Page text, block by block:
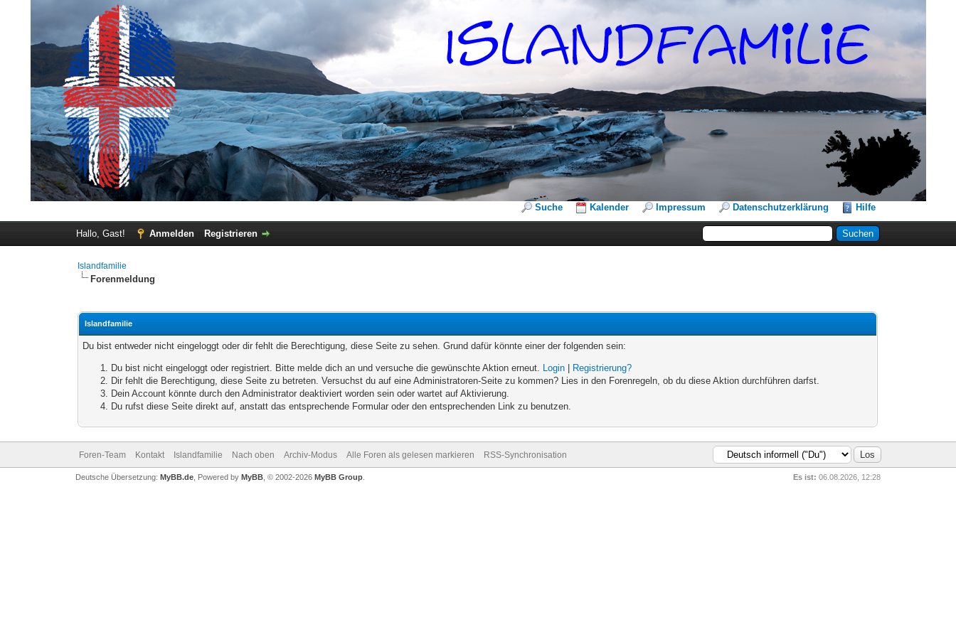
Suche Kalender Impressum Datenschutzerklärung Hilfe
Hallo, Gast! Anmelden Registrieren
Islandfamilie
Forenmeldung
Islandfamilie
Du bist entweder nicht eingeloggt oder dir fehlt die Berechtigung, diese Seite zu sehen. Grund dafür könnte einer der folgenden sein:
Du bist nicht eingeloggt oder registriert. Bitte melde dich an und versuche die gewünschte Aktion erneut. Login
Registrierung?
Dir fehlt die Berechtigung, diese Seite zu betreten. Versuchst du auf eine Administratoren-Seite zu kommen? Lies in den Forenregeln, ob du diese Aktion durchführen darfst.
Dein Account könnte durch den Administrator deaktiviert worden sein oder wartet auf Aktivierung.
Du rufst diese Seite direkt auf, anstatt das entsprechende Formular oder den entsprechenden Link zu benutzen.
Foren-Team Kontakt Islandfamilie Nach oben Archiv-Modus Alle Foren als gelesen markieren RSS-Synchronisation
Es ist: 06.08.2026, 12:28
Deutsche Übersetzung: MyBB.de, Powered by MyBB, © 2002-2026 MyBB Group.